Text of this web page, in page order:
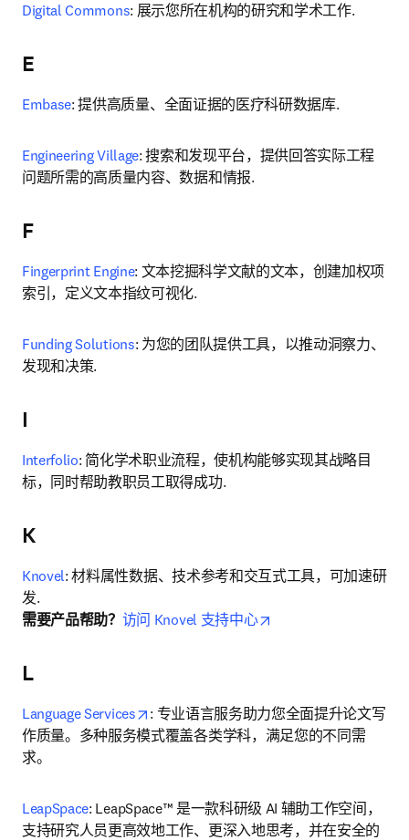
Digital Commons: 展示您所在机构的研究和学术工作.
E
Embase: 提供高质量、全面证据的医疗科研数据库.
Engineering Village: 搜索和发现平台，提供回答实际工程
问题所需的高质量内容、数据和情报.
F
Fingerprint Engine: 文本挖掘科学文献的文本，创建加权项
索引，定义文本指纹可视化.
Funding Solutions: 为您的团队提供工具，以推动洞察力、
发现和决策.
I
Interfolio: 简化学术职业流程，使机构能够实现其战略目
标，同时帮助教职员工取得成功.
K
Knovel: 材料属性数据、技术参考和交互式工具，可加速研
需要产品帮助？ 访问 Knovel 支持中心
L
Language Services opens in new tab/window
: 专业语言服务助力您全面提升论文写
作质量。多种服务模式覆盖各类学科，满足您的不同需
求。
LeapSpace: LeapSpace™ 是一款科研级 AI 辅助工作空间，
支持研究人员更高效地工作、更深入地思考，并在安全的